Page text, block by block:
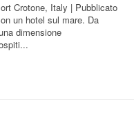
Crotone, Italy | Pubblicato
un hotel sul mare. Da
dimensione